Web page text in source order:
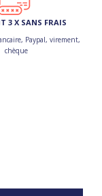
3 X SANS FRAIS
Paypal, virement,
chèque